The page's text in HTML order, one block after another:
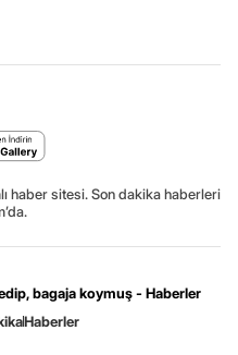
haber sitesi. Son dakika haberleri
bagaja koymuş - Haberler
Haberler